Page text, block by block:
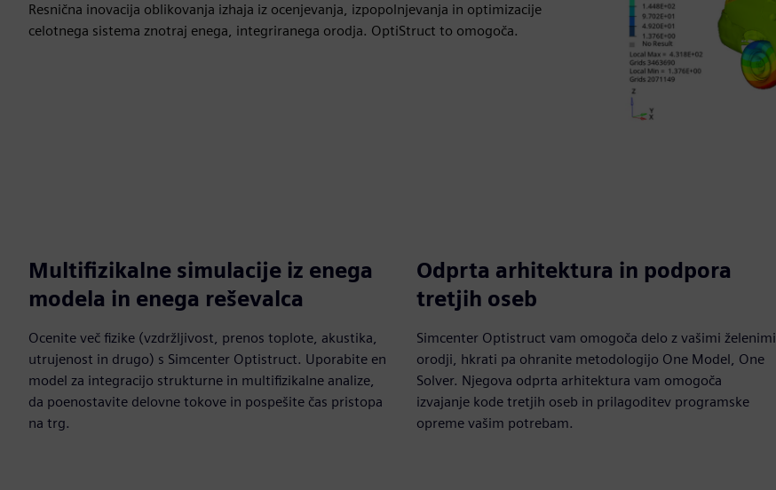
Resnična inovacija oblikovanja izhaja iz ocenjevanja, izpopolnjevanja in optimizacije
celotnega sistema znotraj enega, integriranega orodja. OptiStruct to omogoča.
Multifizikalne simulacije iz enega
modela in enega reševalca
Ocenite več fizike (vzdržljivost, prenos toplote, akustika,
utrujenost in drugo) s Simcenter Optistruct. Uporabite en
model za integracijo strukturne in multifizikalne analize,
da poenostavite delovne tokove in pospešite čas pristopa
na trg.
Odprta arhitektura in podpora
tretjih oseb
Simcenter Optistruct vam omogoča delo z vašimi želenimi
orodji, hkrati pa ohranite metodologijo One Model, One
Solver. Njegova odprta arhitektura vam omogoča
izvajanje kode tretjih oseb in prilagoditev programske
opreme vašim potrebam.